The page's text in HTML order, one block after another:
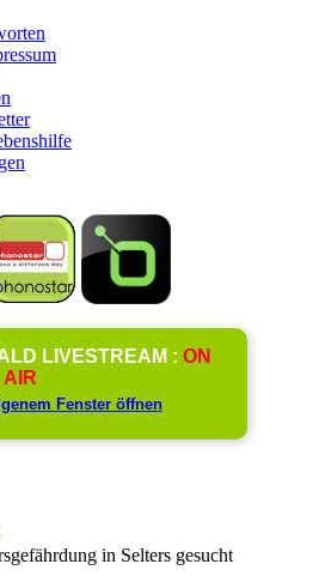
LIVESTREAM : ON
AIR
Fenster öffnen
in Selters gesucht